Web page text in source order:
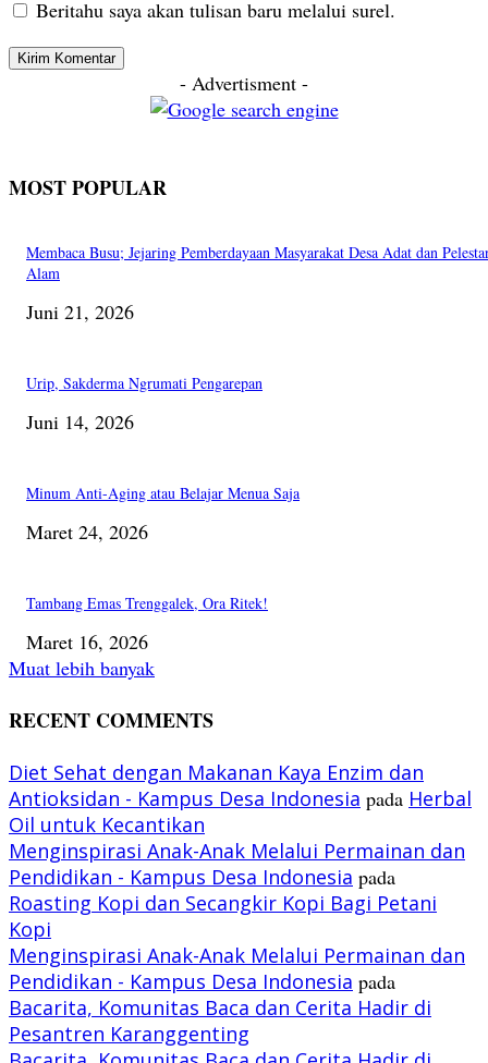
Beritahu saya akan tulisan baru melalui surel.
- Advertisment -
MOST POPULAR
Membaca Busu; Jejaring Pemberdayaan Masyarakat Desa Adat dan
Alam
Juni 21, 2026
Urip, Sakderma Ngrumati Pengarepan
Juni 14, 2026
Minum Anti-Aging atau Belajar Menua Saja
Maret 24, 2026
Tambang Emas Trenggalek, Ora Ritek!
Maret 16, 2026
Muat lebih banyak
RECENT COMMENTS
Diet Sehat dengan Makanan Kaya Enzim dan
Antioksidan - Kampus Desa Indonesia pada Herbal
Oil untuk Kecantikan
Menginspirasi Anak-Anak Melalui Permainan dan
Pendidikan - Kampus Desa Indonesia pada
Roasting Kopi dan Secangkir Kopi Bagi Petani
Kopi
Menginspirasi Anak-Anak Melalui Permainan dan
Pendidikan - Kampus Desa Indonesia pada
Bacarita, Komunitas Baca dan Cerita Hadir di
Pesantren Karanggenting